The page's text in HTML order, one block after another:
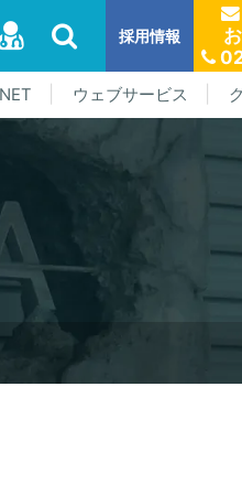
採用情報
ウェブサービス